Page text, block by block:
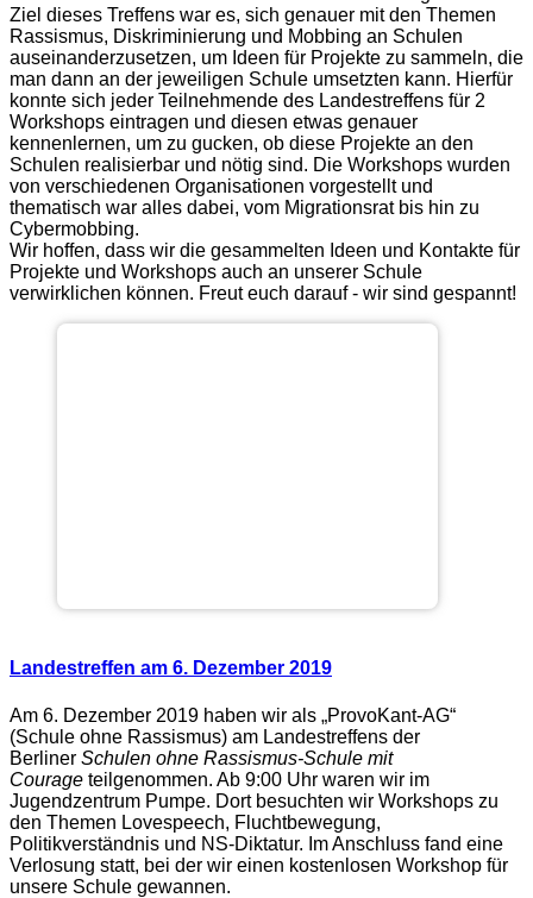
Ziel dieses Treffens war es, sich genauer mit den Themen
Rassismus, Diskriminierung und Mobbing an Schulen
auseinanderzusetzen, um Ideen für Projekte zu sammeln, die
man dann an der jeweiligen Schule umsetzten kann. Hierfür
konnte sich jeder Teilnehmende des Landestreffens für 2
Workshops eintragen und diesen etwas genauer
kennenlernen, um zu gucken, ob diese Projekte an den
Schulen realisierbar und nötig sind. Die Workshops wurden
von verschiedenen Organisationen vorgestellt und
thematisch war alles dabei, vom Migrationsrat bis hin zu
Cybermobbing.
Wir hoffen, dass wir die gesammelten Ideen und Kontakte für
Projekte und Workshops auch an unserer Schule
verwirklichen können. Freut euch darauf - wir sind gespannt!
Landestreffen am 6. Dezember 2019
Am 6. Dezember 2019 haben wir als „ProvoKant-AG“
(Schule ohne Rassismus) am Landestreffens der
Berliner Schulen ohne Rassismus-Schule mit
Courage teilgenommen. Ab 9:00 Uhr waren wir im
Jugendzentrum Pumpe. Dort besuchten wir Workshops zu
den Themen Lovespeech, Fluchtbewegung,
Politikverständnis und NS-Diktatur. Im Anschluss fand eine
Verlosung statt, bei der wir einen kostenlosen Workshop für
unsere Schule gewannen.